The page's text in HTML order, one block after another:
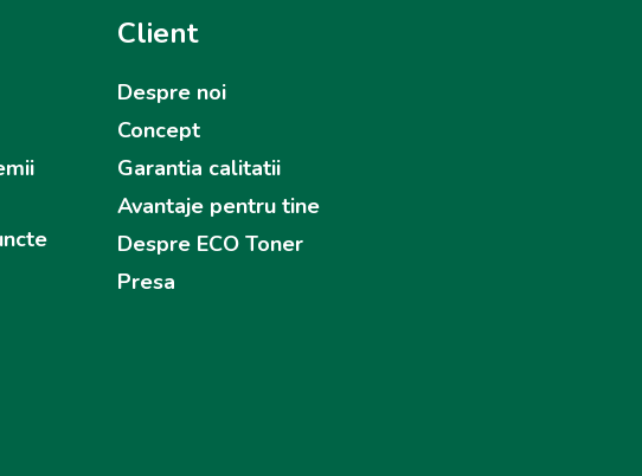
Client
Despre noi
Concept
Garantia calitatii
Avantaje pentru tine
Despre ECO Toner
Presa